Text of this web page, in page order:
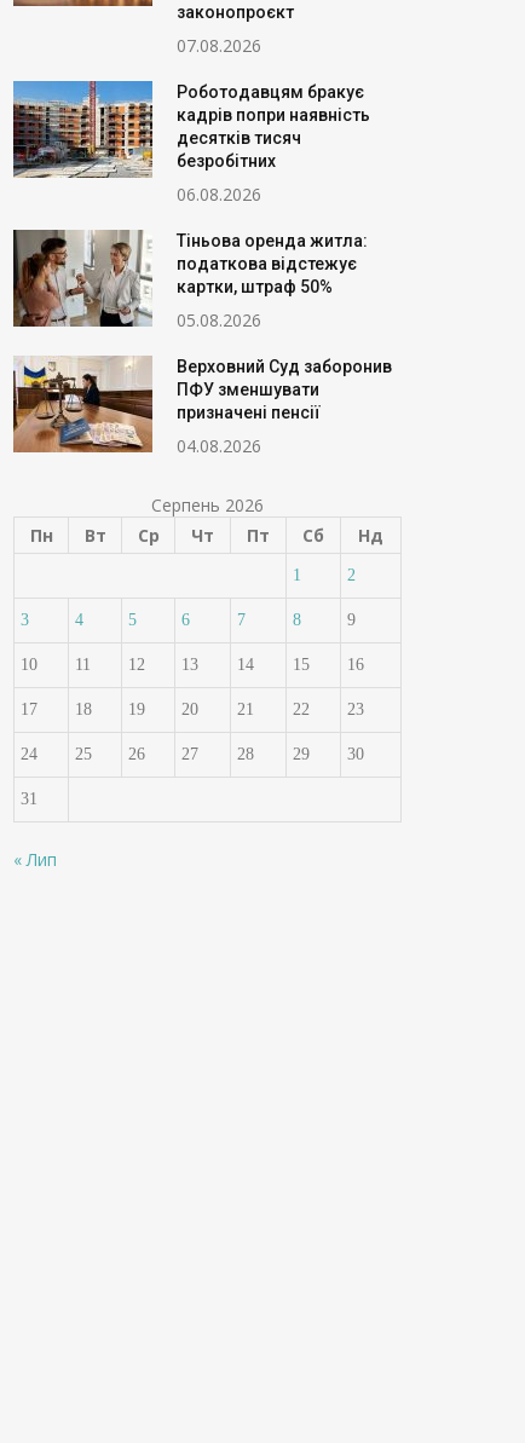
законопроєкт
07.08.2026
Роботодавцям бракує
кадрів попри наявність
десятків тисяч
безробітних
06.08.2026
Тіньова оренда житла:
податкова відстежує
картки, штраф 50%
05.08.2026
Верховний Суд заборонив
ПФУ зменшувати
призначені пенсії
04.08.2026
Серпень 2026
Пн
Вт Ср Чт Пт Сб Нд
1 2
3 4 5 6 7 8 9
10 11 12 13 14 15 16
17 18 19 20 21 22 23
24 25 26 27 28 29 30
31
« Лип